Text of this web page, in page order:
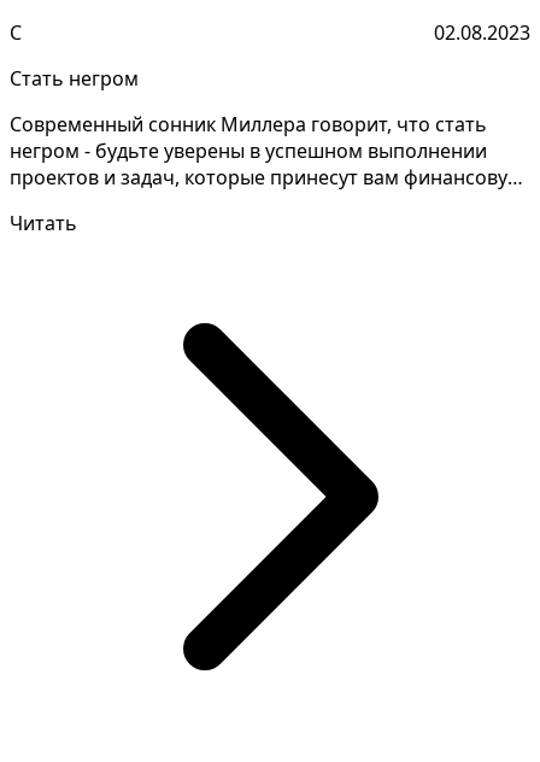
С
02.08.2023
Стать негром
Современный сонник Миллера говорит, что стать
негром - будьте уверены в успешном выполнении
проектов и задач, которые принесут вам финансовую
Читать